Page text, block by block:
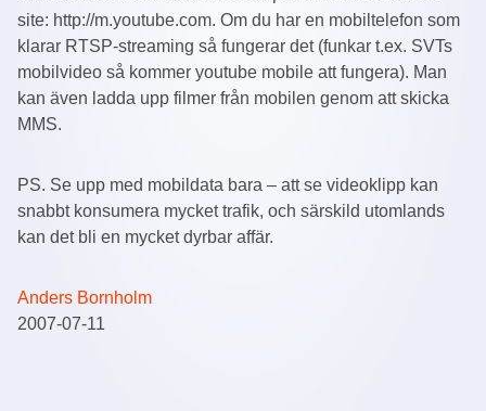
site: http://m.youtube.com. Om du har en mobiltelefon som
klarar RTSP-streaming så fungerar det (funkar t.ex. SVTs
mobilvideo så kommer youtube mobile att fungera). Man
kan även ladda upp filmer från mobilen genom att skicka
MMS.
PS. Se upp med mobildata bara – att se videoklipp kan
snabbt konsumera mycket trafik, och särskild utomlands
kan det bli en mycket dyrbar affär.
Anders Bornholm
2007-07-11